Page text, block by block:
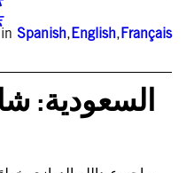
Spanish,English,Français
السعودية: